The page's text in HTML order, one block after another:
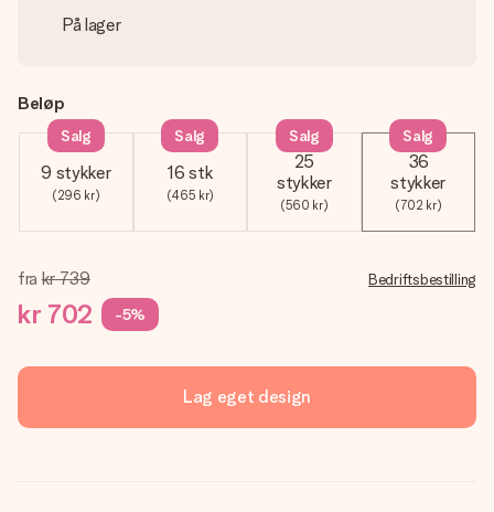
På lager
Beløp
9 stykker
(296 kr)
Salg
16 stk
(465 kr)
Salg
25
stykker
(560 kr)
Salg
36
stykker
(702 kr)
Salg
fra kr 739
kr 702 -5%
Bedriftsbestilling
Lag eget design